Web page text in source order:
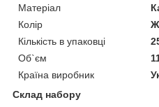
Матеріал
Колір
Кількість в упаковці
Об`єм
Країна виробник
Склад набору